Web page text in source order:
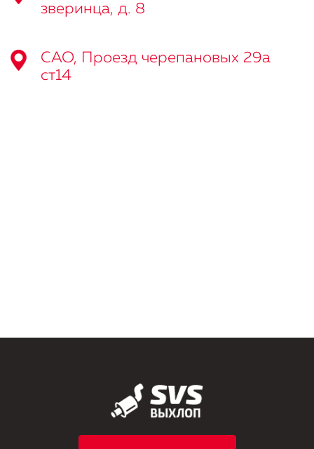
зверинца, д. 8
САО, Проезд черепановых 29а
ст14